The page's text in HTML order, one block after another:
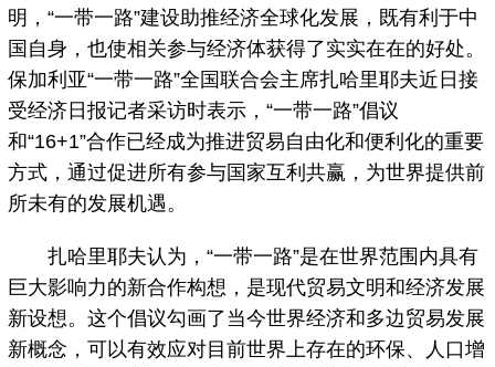
明，“一带一路”建设助推经济全球化发展，既有利于中
国自身，也使相关参与经济体获得了实实在在的好处。
保加利亚“一带一路”全国联合会主席扎哈里耶夫近日接
受经济日报记者采访时表示，“一带一路”倡议
和“16+1”合作已经成为推进贸易自由化和便利化的重要
方式，通过促进所有参与国家互利共赢，为世界提供前
所未有的发展机遇。
扎哈里耶夫认为，“一带一路”是在世界范围内具有
巨大影响力的新合作构想，是现代贸易文明和经济发展
新设想。这个倡议勾画了当今世界经济和多边贸易发展
新概念，可以有效应对目前世界上存在的环保、人口增